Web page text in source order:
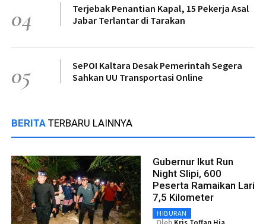
04
Terjebak Penantian Kapal, 15 Pekerja Asal
Jabar Terlantar di Tarakan
05
SePOI Kaltara Desak Pemerintah Segera
Sahkan UU Transportasi Online
BERITA TERBARU LAINNYA
Gubernur Ikut Run
Night Slipi, 600
Peserta Ramaikan Lari
7,5 Kilometer
HIBURAN